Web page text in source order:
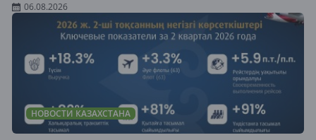
06.08.2026
НОВОСТИ КАЗАХСТАНА